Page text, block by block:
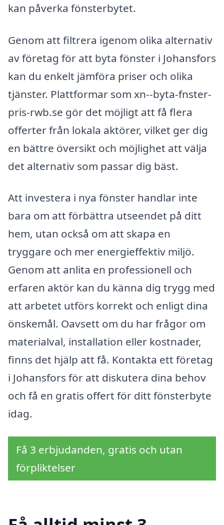
kan påverka fönsterbytet.
Genom att filtrera igenom olika alternativ
av företag för att byta fönster i Johansfors
kan du enkelt jämföra priser och olika
tjänster. Plattformar som xn--byta-fnster-
pris-rwb.se gör det möjligt att få flera
offerter från lokala aktörer, vilket ger dig
en bättre översikt och möjlighet att välja
det alternativ som passar dig bäst.
Att investera i nya fönster handlar inte
bara om att förbättra utseendet på ditt
hem, utan också om att skapa en
tryggare och mer energieffektiv miljö.
Genom att anlita en professionell och
erfaren aktör kan du känna dig trygg med
att arbetet utförs korrekt och enligt dina
önskemål. Oavsett om du har frågor om
materialval, installation eller kostnader,
finns det hjälp att få. Kontakta ett företag
i Johansfors för att diskutera dina behov
och få en gratis offert för ditt fönsterbyte
idag.
Få 3 erbjudanden, gratis och utan
förpliktelser